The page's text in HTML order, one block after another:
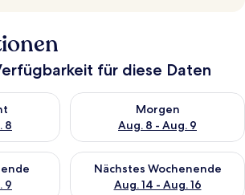
für diese Daten
8
für heute Nacht, Aug. 7 - Aug. 8.
Morgen
Aug. 8 - Aug. 9
Überprüfe die Verfügbarkeit
9
für dieses Wochenende, Aug. 7
Nächstes Wochenende
Aug. 14 - Aug. 16
Überprüfe die Verfügbarkeit